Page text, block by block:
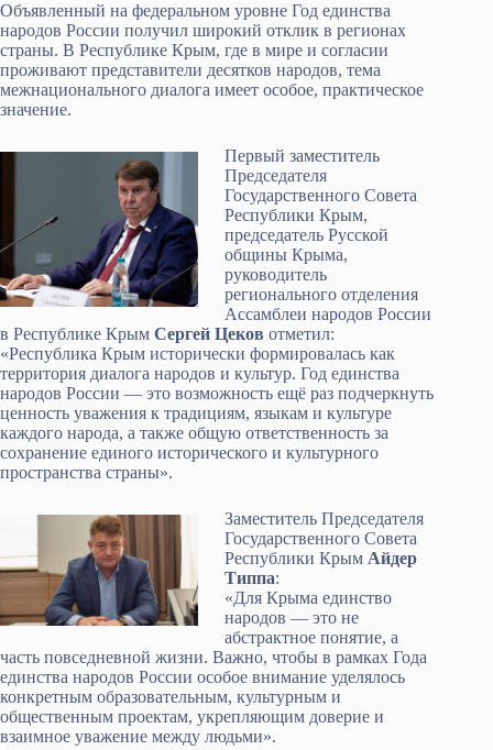
Объявленный на федеральном уровне Год единства
народов России получил широкий отклик в регионах
страны. В Республике Крым, где в мире и согласии
проживают представители десятков народов, тема
межнационального диалога имеет особое, практическое
значение.
Первый заместитель
Председателя
Государственного Совета
Республики Крым,
председатель Русской
общины Крыма,
руководитель
регионального отделения
Ассамблеи народов России
в Республике Крым Сергей Цеков отметил:
«Республика Крым исторически формировалась как
территория диалога народов и культур. Год единства
народов России — это возможность ещё раз подчеркнуть
ценность уважения к традициям, языкам и культуре
каждого народа, а также общую ответственность за
сохранение единого исторического и культурного
пространства страны».
Заместитель Председателя
Государственного Совета
Республики Крым Айдер
Типпа:
«Для Крыма единство
народов — это не
абстрактное понятие, а
часть повседневной жизни. Важно, чтобы в рамках Года
единства народов России особое внимание уделялось
конкретным образовательным, культурным и
общественным проектам, укрепляющим доверие и
взаимное уважение между людьми».